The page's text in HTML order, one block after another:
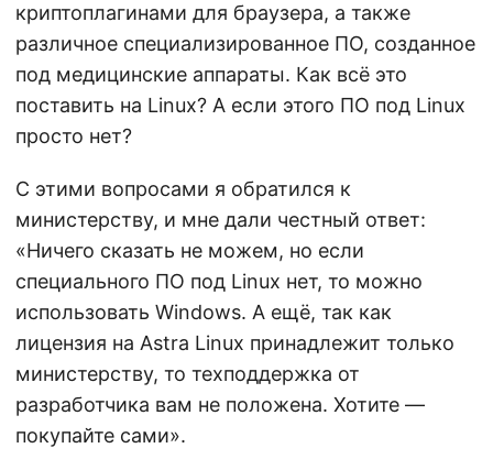
криптоплагинами для браузера, а также
различное специализированное ПО, созданное
под медицинские аппараты. Как всё это
поставить на Linux? А если этого ПО под Linux
просто нет?
С этими вопросами я обратился к
министерству, и мне дали честный ответ:
«Ничего сказать не можем, но если
специального ПО под Linux нет, то можно
использовать Windows. А ещё, так как
лицензия на Astra Linux принадлежит только
министерству, то техподдержка от
разработчика вам не положена. Хотите —
покупайте сами».